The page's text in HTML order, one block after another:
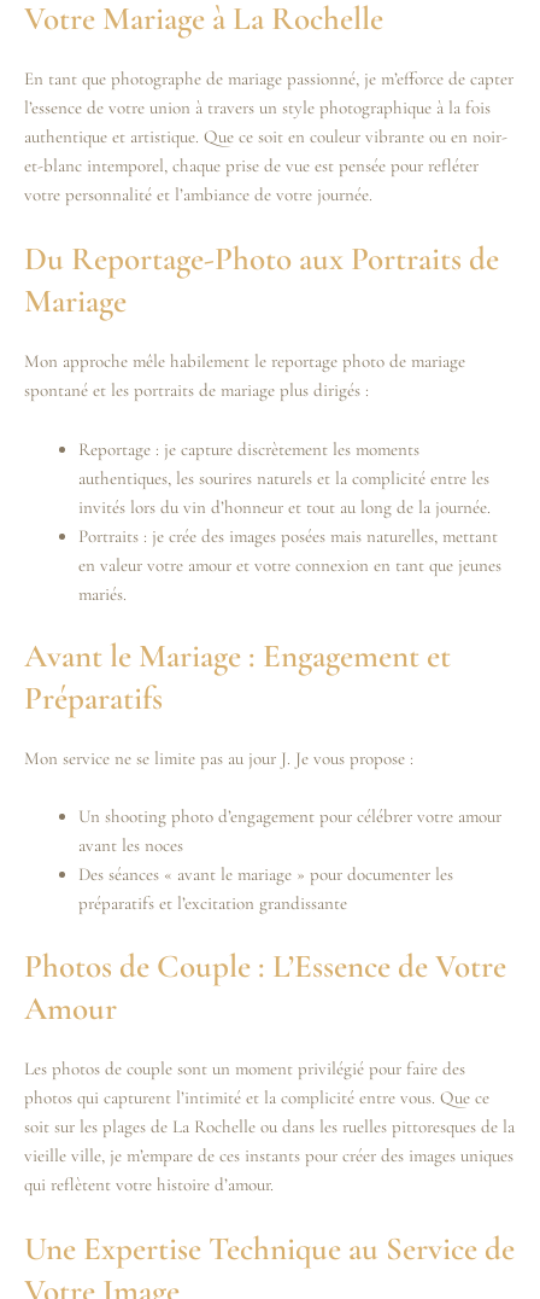
Votre Mariage à La Rochelle
En tant que photographe de mariage passionné, je m’efforce de capter
l’essence de votre union à travers un style photographique à la fois
authentique et artistique. Que ce soit en couleur vibrante ou en noir-
et-blanc intemporel, chaque prise de vue est pensée pour refléter
votre personnalité et l’ambiance de votre journée.
Du Reportage-Photo aux Portraits de
Mariage
Mon approche mêle habilement le reportage photo de mariage
spontané et les portraits de mariage plus dirigés :
Reportage : je capture discrètement les moments
authentiques, les sourires naturels et la complicité entre les
invités lors du vin d’honneur et tout au long de la journée.
Portraits : je crée des images posées mais naturelles, mettant
en valeur votre amour et votre connexion en tant que jeunes
mariés.
Avant le Mariage : Engagement et
Préparatifs
Mon service ne se limite pas au jour J. Je vous propose :
Un shooting photo d’engagement pour célébrer votre amour
avant les noces
Des séances « avant le mariage » pour documenter les
préparatifs et l’excitation grandissante
Photos de Couple : L’Essence de Votre
Amour
Les photos de couple sont un moment privilégié pour faire des
photos qui capturent l’intimité et la complicité entre vous. Que ce
soit sur les plages de La Rochelle ou dans les ruelles pittoresques de la
vieille ville, je m’empare de ces instants pour créer des images uniques
qui reflètent votre histoire d’amour.
Une Expertise Technique au Service de
Votre Image